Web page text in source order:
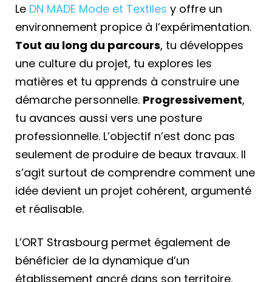
Le DN MADE Mode et Textiles y offre un
environnement propice à l’expérimentation.
Tout au long du parcours, tu développes
une culture du projet, tu explores les
matières et tu apprends à construire une
démarche personnelle. Progressivement,
tu avances aussi vers une posture
professionnelle. L’objectif n’est donc pas
seulement de produire de beaux travaux. Il
s’agit surtout de comprendre comment une
idée devient un projet cohérent, argumenté
et réalisable.
L’ORT Strasbourg permet également de
bénéficier de la dynamique d’un
établissement ancré dans son territoire.